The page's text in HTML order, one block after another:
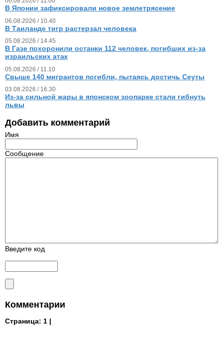
В Японии зафиксировали новое землетрясение
06.08.2026 / 10.40
В Таиланде тигр растерзал человека
05.08.2026 / 14.45
В Газе похоронили останки 112 человек, погибших из‑за
израильских атак
05.08.2026 / 11.10
Свыше 140 мигрантов погибли, пытаясь достичь Сеуты
03.08.2026 / 16.30
Из‑за сильной жары в японском зоопарке стали гибнуть
львы
Добавить комментарий
Имя
Сообщение
Введите код
Комментарии
Страница: 1 |